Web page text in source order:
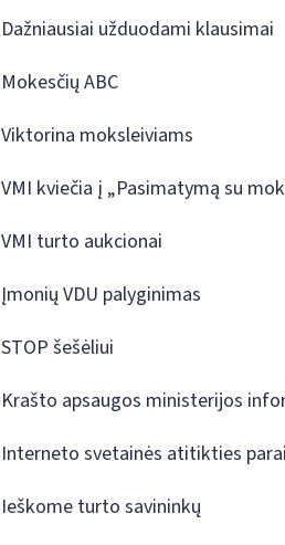
Dažniausiai užduodami klausimai
Mokesčių ABC
Viktorina moksleiviams
VMI kviečia į „Pasimatymą su
VMI turto aukcionai
Įmonių VDU palyginimas
STOP šešėliui
Krašto apsaugos ministerijos
Interneto svetainės atitikties
Ieškome turto savininkų